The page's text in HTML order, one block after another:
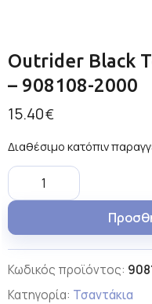
Outrider Black
– 908108-2000
15.40€
Διαθέσιμο κατόπιν
Κωδικός προϊόντος:
Κατηγορία: Τσαντάκια